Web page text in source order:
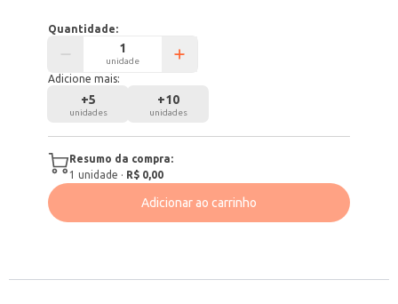
Quantidade:
unidade
Adicione mais:
+5
unidades
+10
unidades
Resumo da compra:
1 unidade · R$ 0,00
Adicionar ao carrinho